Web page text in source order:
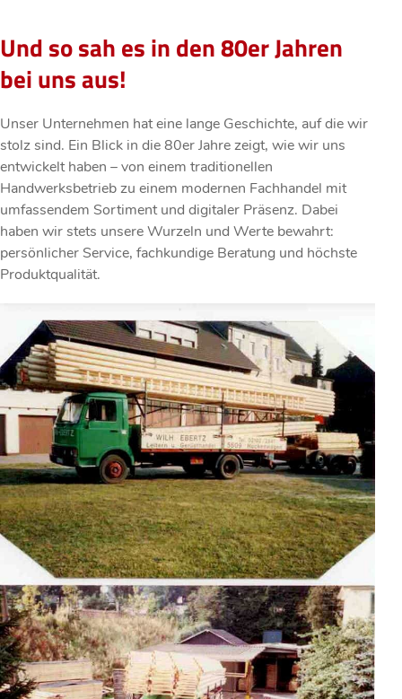
Und so sah es in den 80er Jahren
bei uns aus!
Unser Unternehmen hat eine lange Geschichte, auf die wir
stolz sind. Ein Blick in die 80er Jahre zeigt, wie wir uns
entwickelt haben – von einem traditionellen
Handwerksbetrieb zu einem modernen Fachhandel mit
umfassendem Sortiment und digitaler Präsenz. Dabei
haben wir stets unsere Wurzeln und Werte bewahrt:
persönlicher Service, fachkundige Beratung und höchste
Produktqualität.